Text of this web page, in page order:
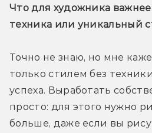
Что для художника
техника или уникальный
Точно не знаю, но мне
только стилем без
успеха. Выработать
просто: для этого нужно
больше, даже если вы